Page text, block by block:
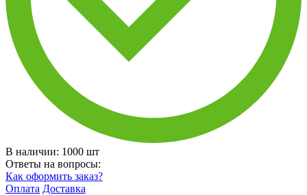
В наличии: 1000 шт
Ответы на вопросы:
Как оформить заказ?
Оплата Доставка